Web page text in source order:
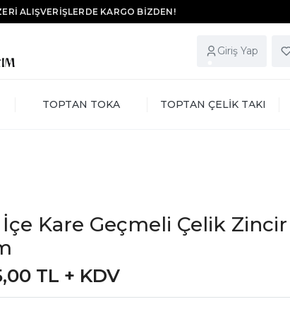
ALIŞVERİŞLERDE KARGO BİZDEN!
Giriş Yap
TOPTAN TOKA TOPTAN ÇELİK TAKI
İçe Kare Geçmeli Çelik
TL + KDV